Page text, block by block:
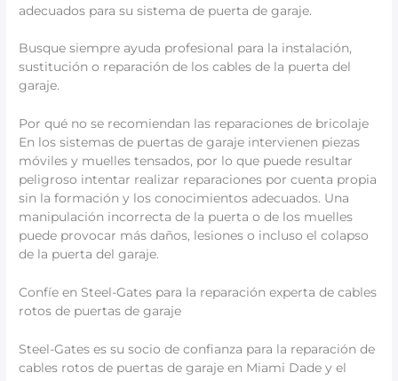
adecuados para su sistema de puerta de garaje.
Busque siempre ayuda profesional para la instalación,
sustitución o reparación de los cables de la puerta del
garaje.
Por qué no se recomiendan las reparaciones de bricolaje
En los sistemas de puertas de garaje intervienen piezas
móviles y muelles tensados, por lo que puede resultar
peligroso intentar realizar reparaciones por cuenta propia
sin la formación y los conocimientos adecuados. Una
manipulación incorrecta de la puerta o de los muelles
puede provocar más daños, lesiones o incluso el colapso
de la puerta del garaje.
Confíe en Steel-Gates para la reparación experta de cables
rotos de puertas de garaje
Steel-Gates es su socio de confianza para la reparación de
cables rotos de puertas de garaje en Miami Dade y el